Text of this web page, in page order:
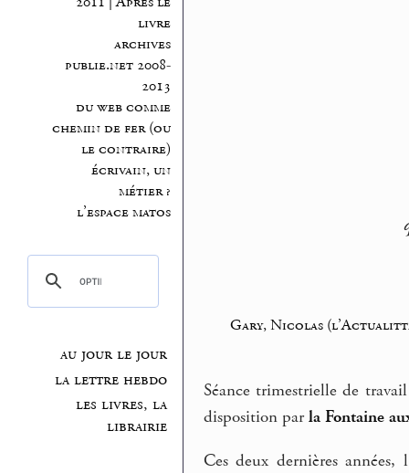
livre
archives
publie.net 2008-
2013
du web comme
chemin de fer (ou
le contraire)
écrivain, un
métier ?
l’espace matos
au jour le jour
la lettre hebdo
les livres, la
librairie
Gary, Nicolas
Séance trimestrielle de
disposition parla Fontaine
Ces deux dernières